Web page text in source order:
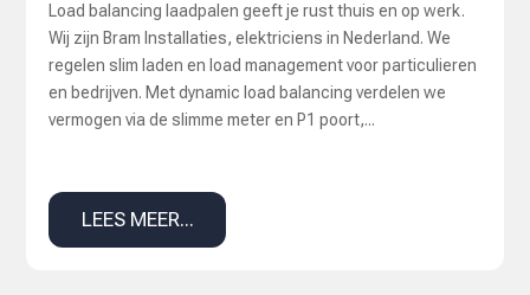
Load balancing laadpalen geeft je rust thuis en op werk.
Wij zijn Bram Installaties, elektriciens in Nederland. We
regelen slim laden en load management voor particulieren
en bedrijven. Met dynamic load balancing verdelen we
vermogen via de slimme meter en P1 poort,...
LEES MEER...